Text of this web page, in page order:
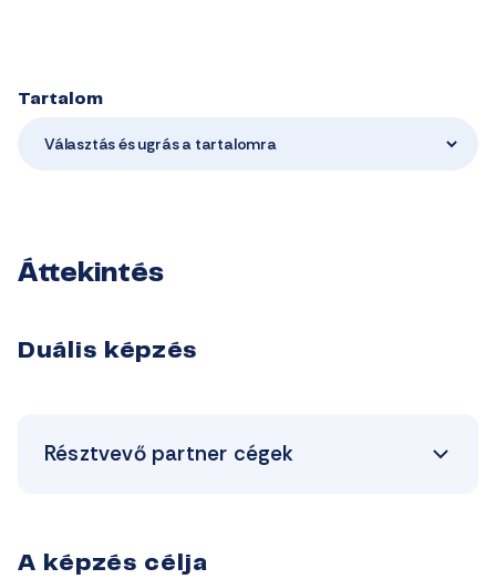
Tartalom
Választás és ugrás a tartalomra
Áttekintés
Duális képzés
Résztvevő partner cégek
A képzés célja